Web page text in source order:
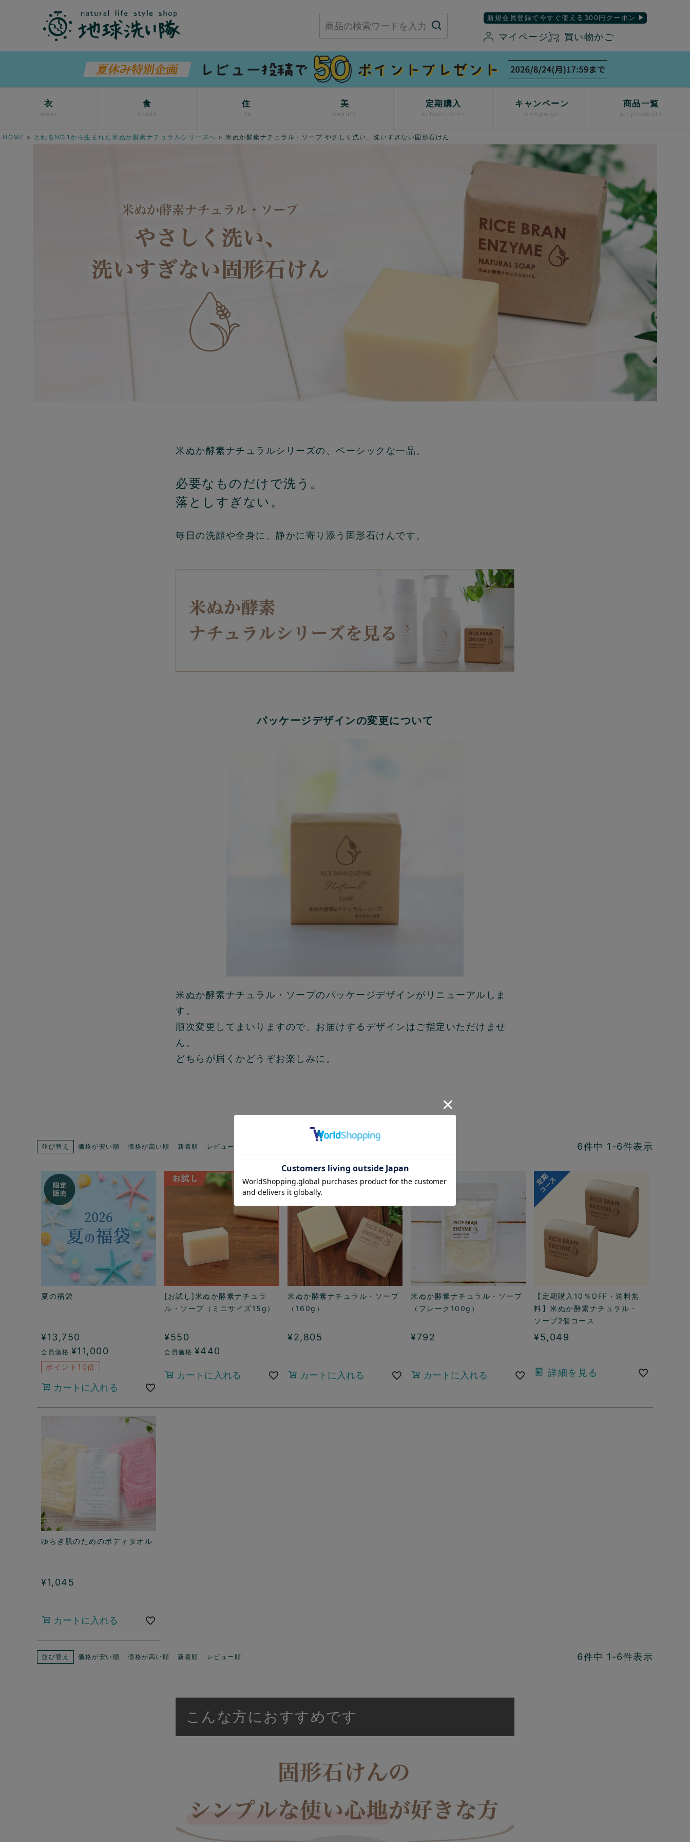
新規会員登録で今すぐ使える300円クーポン
マイページ 買い物かご
衣
wear
食
foods
住
life
美
beauty
定期購入
subscription
キャンペーン
campaign
商品一覧
all products
HOME とれるNO.1から生まれた米ぬか酵素ナチュラルシリーズへ 米ぬか酵素ナチュラル・ソープ やさしく洗い、洗いすぎない固形石けん
米ぬか酵素ナチュラルシリーズの、ベーシックな一品。
必要なものだけで洗う。
落としすぎない。
毎日の洗顔や全身に、静かに寄り添う固形石けんです。
パッケージデザインの変更について
米ぬか酵素ナチュラル・ソープのパッケージデザインがリニューアルしま
す。
順次変更してまいりますので、お届けするデザインはご指定いただけませ
ん。
どちらが届くかどうぞお楽しみに。
並び替え 価格が安い順 価格が高い順 新着順 レビュー順 6件中 1 -6件表示
夏の福袋
¥13,750
¥11,000
ポイント10倍
カートに入れる
[お試し]米ぬか酵素ナチュラ
ル・ソープ（ミニサイズ15g）
¥550
¥440
カートに入れる
米ぬか酵素ナチュラル・ソープ
（160g）
¥2,805
カートに入れる
米ぬか酵素ナチュラル・ソープ
（フレーク100g）
¥792
カートに入れる
【定期購入10％OFF・送料無
料】米ぬか酵素ナチュラル・
ソープ2個コース
¥5,049
詳細を見る
ゆらぎ肌のためのボディタオル
¥1,045
カートに入れる
並び替え 価格が安い順 価格が高い順 新着順 レビュー順 6件中 1 -6件表示
こんな方におすすめです